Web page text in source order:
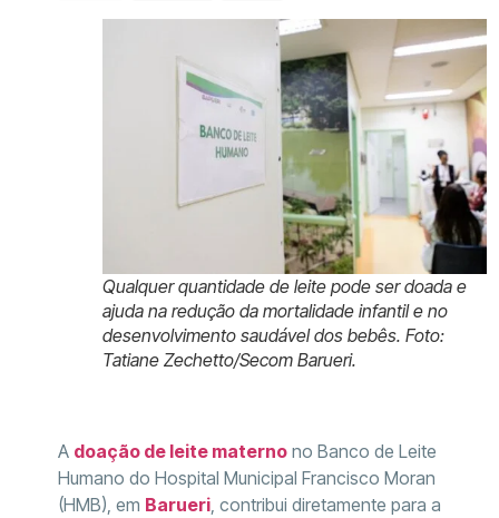
Qualquer quantidade de leite pode ser doada e
ajuda na redução da mortalidade infantil e no
desenvolvimento saudável dos bebês. Foto:
Tatiane Zechetto/Secom Barueri.
A doação de leite materno no Banco de Leite
Humano do Hospital Municipal Francisco Moran
(HMB), em Barueri, contribui diretamente para a